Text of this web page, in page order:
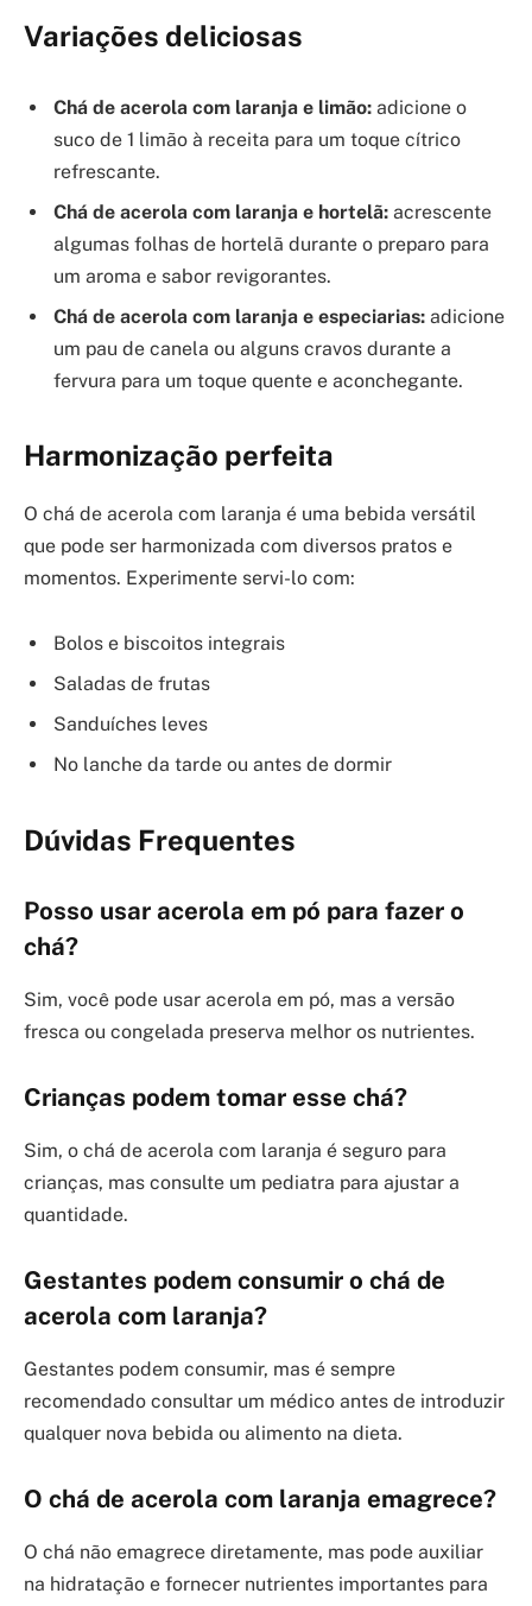
Variações deliciosas
Chá de acerola com laranja e limão: adicione o
suco de 1 limão à receita para um toque cítrico
refrescante.
Chá de acerola com laranja e hortelã: acrescente
algumas folhas de hortelã durante o preparo para
um aroma e sabor revigorantes.
Chá de acerola com laranja e especiarias: adicione
um pau de canela ou alguns cravos durante a
fervura para um toque quente e aconchegante.
Harmonização perfeita
O chá de acerola com laranja é uma bebida versátil
que pode ser harmonizada com diversos pratos e
momentos. Experimente servi-lo com:
Bolos e biscoitos integrais
Saladas de frutas
Sanduíches leves
No lanche da tarde ou antes de dormir
Dúvidas Frequentes
Posso usar acerola em pó para fazer o
chá?
Sim, você pode usar acerola em pó, mas a versão
fresca ou congelada preserva melhor os nutrientes.
Crianças podem tomar esse chá?
Sim, o chá de acerola com laranja é seguro para
crianças, mas consulte um pediatra para ajustar a
quantidade.
Gestantes podem consumir o chá de
acerola com laranja?
Gestantes podem consumir, mas é sempre
recomendado consultar um médico antes de introduzir
qualquer nova bebida ou alimento na dieta.
O chá de acerola com laranja emagrece?
O chá não emagrece diretamente, mas pode auxiliar
na hidratação e fornecer nutrientes importantes para